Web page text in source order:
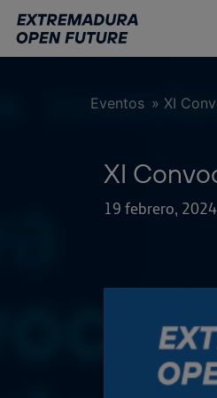
contenido
Eventos » XI
XI
19 febrero, 2024